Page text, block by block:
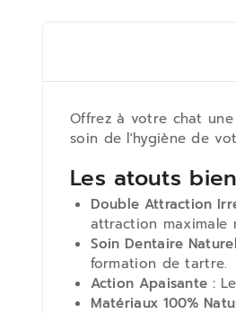
Offrez à votre chat
soin de l'hygiène de
Les atouts
Double Attraction
attraction maximale
Soin Dentaire
formation de tartre.
Action Apaisante :
Matériaux 100%